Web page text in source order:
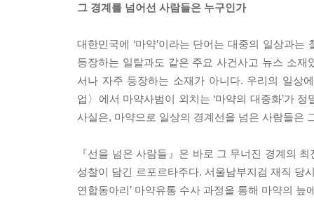
그 경계를 넘어선 사람들은 누구인가
대한민국에 ‘마약’이라는 단어는 대중의 일상과
등장하는 일탈과도 같은 주요 사건사고 뉴스 소
서나 자주 등장하는 소재가 아니다. 우리의 일상
업〉에서 마약사범이 외치는 ‘마약의 대중화’가
사실은, 마약으로 일상의 경계선을 넘은 사람들은
『선을 넘은 사람들』은 바로 그 무너진 경계의
성찰이 담긴 르포르타주다. 서울남부지검 재직 당
연합동아리’ 마약유통 수사 과정을 통해 마약의